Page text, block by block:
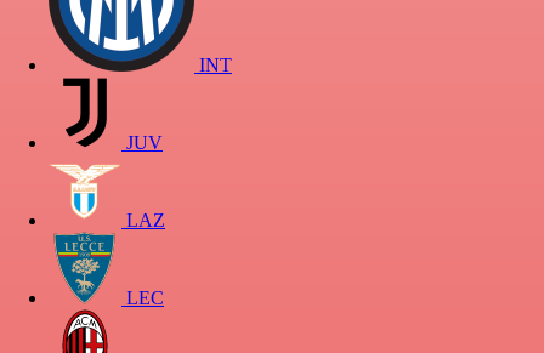
INT
JUV
LAZ
LEC